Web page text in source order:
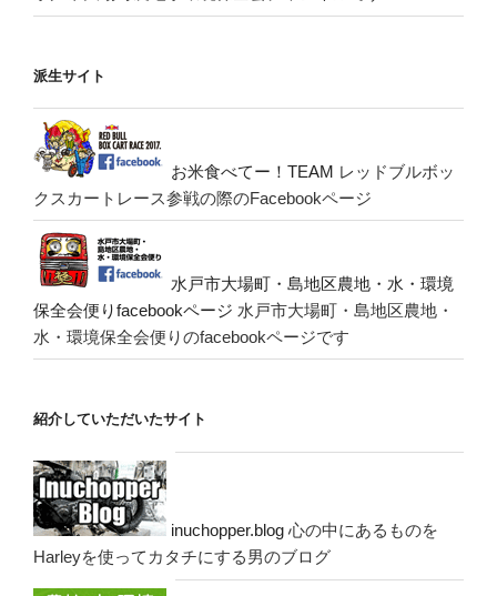
派生サイト
お米食べてー！TEAM レッドブルボッ
クスカートレース参戦の際のFacebookページ
水戸市大場町・島地区農地・水・環境
保全会便りfacebookページ 水戸市大場町・島地区農地・
水・環境保全会便りのfacebookページです
紹介していただいたサイト
inuchopper.blog 心の中にあるものを
Harleyを使ってカタチにする男のブログ